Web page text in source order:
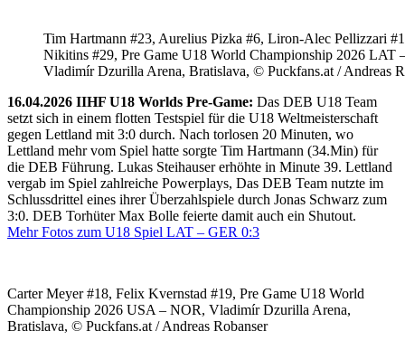
Tim Hartmann #23, Aurelius Pizka #6, Liron-Alec Pellizzari
Nikitins #29, Pre Game U18 World Championship 2026 LAT
Vladimír Dzurilla Arena, Bratislava, © Puckfans.at / Andreas
16.04.2026 IIHF U18 Worlds Pre-Game: Das DEB U18 Team
setzt sich in einem flotten Testspiel für die U18 Weltmeisterschaft
gegen Lettland mit 3:0 durch. Nach torlosen 20 Minuten, wo
Lettland mehr vom Spiel hatte sorgte Tim Hartmann (34.Min) für
die DEB Führung. Lukas Steihauser erhöhte in Minute 39. Lettland
vergab im Spiel zahlreiche Powerplays, Das DEB Team nutzte im
Schlussdrittel eines ihrer Überzahlspiele durch Jonas Schwarz zum
3:0. DEB Torhüter Max Bolle feierte damit auch ein Shutout.
Mehr Fotos zum U18 Spiel LAT – GER 0:3
Carter Meyer #18, Felix Kvernstad #19, Pre Game U18 World
Championship 2026 USA – NOR, Vladimír Dzurilla Arena,
Bratislava, © Puckfans.at / Andreas Robanser